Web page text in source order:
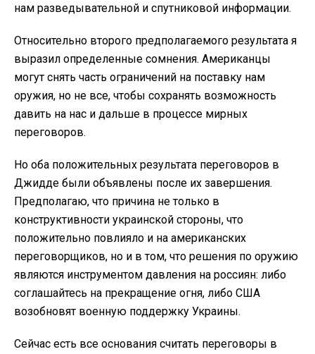
нам разведывательной и спутниковой информации.
Относительно второго предполагаемого результата я
выразил определенные сомнения. Американцы
могут снять часть ограничений на поставку нам
оружия, но не все, чтобы сохранять возможность
давить на нас и дальше в процессе мирных
переговоров.
Но оба положительных результата переговоров в
Джидде были объявлены после их завершения.
Предполагаю, что причина не только в
конструктивности украинской стороны, что
положительно повлияло и на американских
переговорщиков, но и в том, что решения по оружию
являются инструментом давления на россиян: либо
соглашайтесь на прекращение огня, либо США
возобновят военную поддержку Украины.
Сейчас есть все основания считать переговоры в